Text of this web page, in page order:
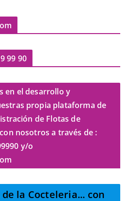
99 90
en el desarrollo y
propia plataforma de
de Flotas de
nosotros a través de :
y/o
la Cocteleria... con